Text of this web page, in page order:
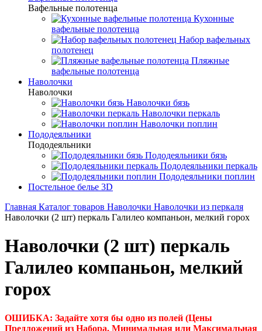
Вафельные полотенца
Кухонные
вафельные полотенца
Набор вафельных
полотенец
Пляжные
вафельные полотенца
Наволочки
Наволочки
Наволочки бязь
Наволочки перкаль
Наволочки поплин
Пододеяльники
Пододеяльники
Пододеяльники бязь
Пододеяльники перкаль
Пододеяльники поплин
Постельное белье 3D
Главная Каталог товаров Наволочки Наволочки из перкаля
Наволочки (2 шт) перкаль Галилео компаньон, мелкий горох
Наволочки (2 шт) перкаль
Галилео компаньон, мелкий
горох
ОШИБКА: Задайте хотя бы одно из полей (Цены
Предложений из Набора, Минимальная или Максимальная